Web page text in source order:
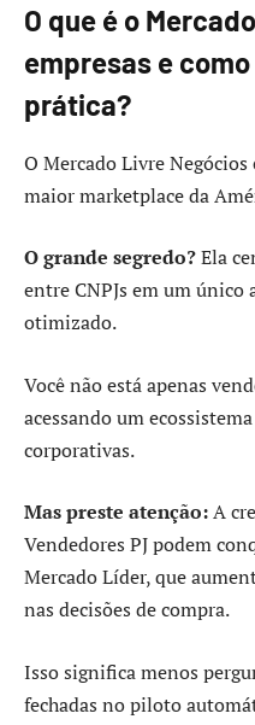
O que é o
empresas e
prática?
O Mercado Livre
maior marketplace da
O grande segredo?Ela
entre CNPJs em um
otimizado.
Você não está apenas
acessando um
corporativas.
Mas preste atenção:A
Vendedores PJ podem
Mercado Líder, que
nas decisões de compra.
Isso significa menos
fechadas no piloto